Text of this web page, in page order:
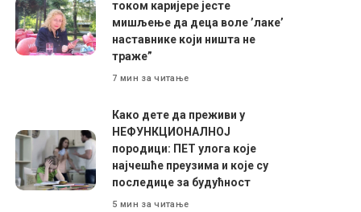
током каријере јесте
мишљење да деца воле ’лаке’
наставнике који ништа не
траже”
7 мин за читање
Како дете да преживи у
НЕФУНКЦИОНАЛНОЈ
породици: ПЕТ улога које
најчешће преузима и које су
последице за будућност
5 мин за читање